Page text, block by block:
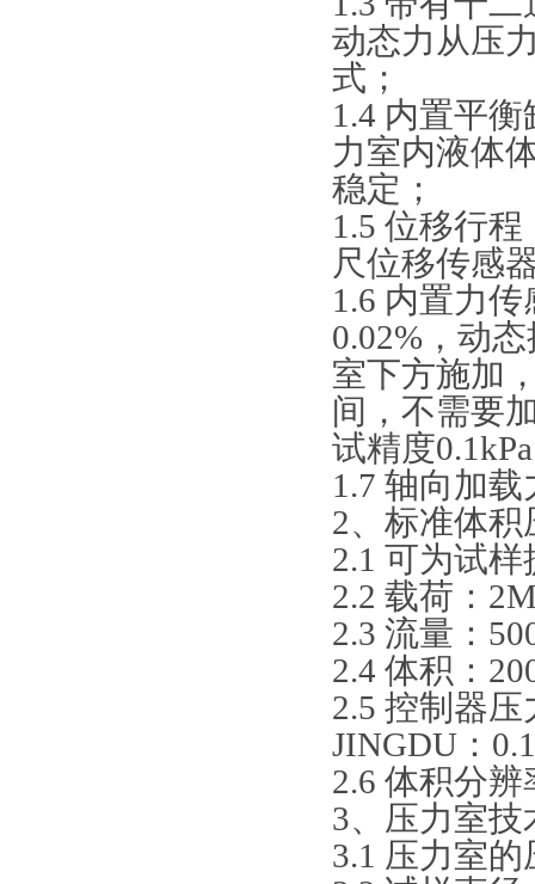
动态力从压
式；
1.4 内置平
力室内液体
稳定；
1.5 位移行
尺位移传感
1.6 内置力
0.02%，动
室下方施加
间，不需要
试精度
1.7 轴向加
2、标准体
2.1 可为试
2.2 载荷：
2.3 流量：
2.4 体积：
2.5 控制器
JINGDU：
2.6 体积分辨
3、压力室技
3.1 压力室的